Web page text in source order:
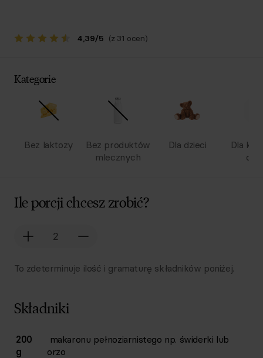
4,39/5 (z 31 ocen)
Kategorie
Bez laktozy
Bez produktów
mlecznych
Dla dzieci
Dla
Ile porcji chcesz zrobić?
To zdeterminuje ilość i gramaturę składników poniżej.
Składniki
Lista składników przepisu z ilościami i wagami
Ilość Składnik
200
g
makaronu pełnoziarnistego np. świderki lub
orzo